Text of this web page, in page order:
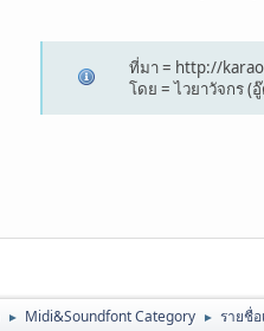
ที่มา = http://
โดย = ไวยาวัจกร (
► Midi&Soundfont Category ► รายชื่อ